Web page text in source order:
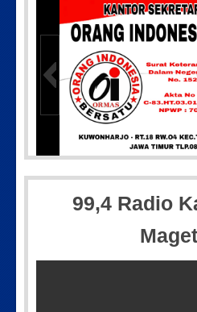
Picsart_23-04-12_11-
99,4 Radio